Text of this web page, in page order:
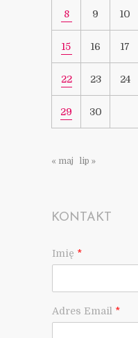
8 9 10
15 16 17
22 23 24
29 30
« maj lip »
KONTAKT
Imię *
Adres Email *